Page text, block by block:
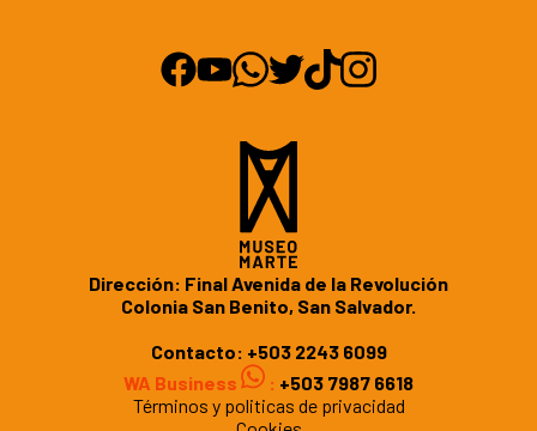
Dirección: Final Avenida de la Revolución
Colonia San Benito, San Salvador.
Contacto: +503 2243 6099
WA Business
: +503 7987 6618
Términos y politicas de privacidad